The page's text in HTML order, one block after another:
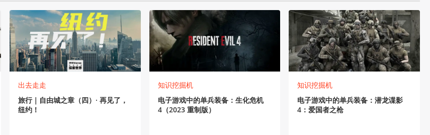
出去走走
旅行｜自由城之章（四）· 再见了，
纽约！
知识挖掘机
电子游戏中的单兵装备：生化危机
4（2023 重制版）
知识挖掘机
电子游戏中的单兵装备：潜龙谍影
4：爱国者之枪